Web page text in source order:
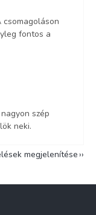
fontos a
csillag.
szép
neki.
megjelenítése